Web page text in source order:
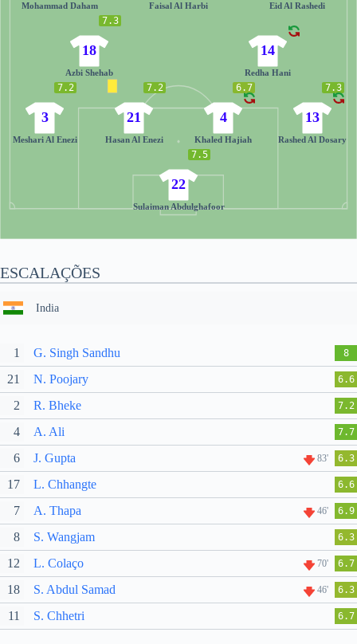
7.5
22
Sulaiman Abdulghafoor
7.2
3
Meshari Al Enezi
7.2
21
Hasan Al Enezi
6.7
4
Khaled Hajiah
7.3
13
Rashed Al Dosary
7.3
18
Azbi Shehab
14
Redha Hani
Mohammad Daham Faisal Al Harbi Eid Al Rashedi
ESCALAÇÕES
India
1 G. Singh Sandhu 8
21 N. Poojary 6.6
2 R. Bheke 7.2
4 A. Ali 7.7
6 J. Gupta 83' 6.3
17 L. Chhangte 6.6
7 A. Thapa 46' 6.9
8 S. Wangjam 6.3
12 L. Colaço 70' 6.7
18 S. Abdul Samad 46' 6.3
11 S. Chhetri 6.7